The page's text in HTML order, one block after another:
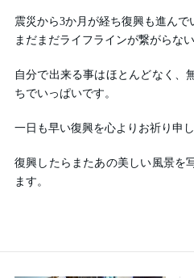
震災から3か月が経ち復興も進んで
まだまだライフラインが繋がらな
自分で出来る事はほとんどなく、
ちでいっぱいです。
一日も早い復興を心よりお祈り申し
復興したらまたあの美しい風景を
ます。